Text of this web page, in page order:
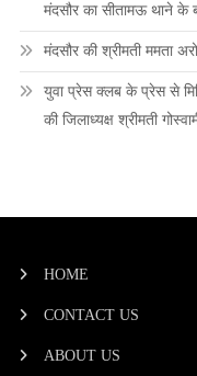
मंदसौर का सीतामऊ थाने के
मंदसौर की श्रीमती ममता
युवा प्रेस क्लब के प्रेस से
की जिलाध्यक्ष श्रीमती
HOME
CONTACT US
ABOUT US